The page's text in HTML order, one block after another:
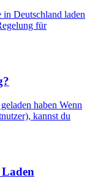
Deutschland laden
für
haben Wenn
kannst du